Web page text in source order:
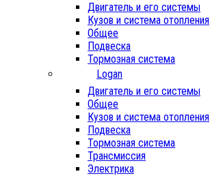
Двигатель и его системы
Кузов и система отопления
Общее
Подвеска
Тормозная система
Logan
Двигатель и его системы
Общее
Кузов и система отопления
Подвеска
Тормозная система
Трансмиссия
Электрика